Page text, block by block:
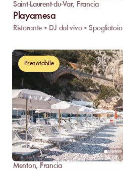
Saint-Laurent-du-Var, Francia
Playamesa
Ristorante • DJ dal vivo • Spogliatoio
Prenotabile
Menton, Francia